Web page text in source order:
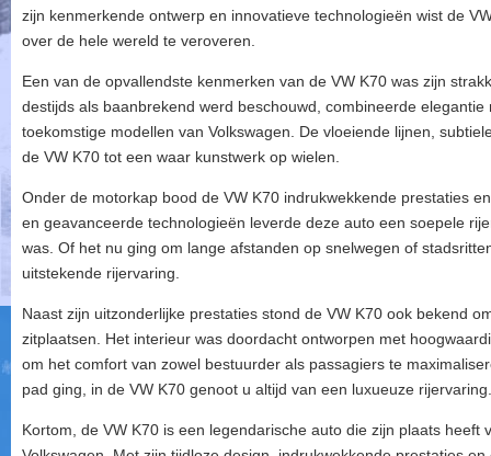
zijn kenmerkende ontwerp en innovatieve technologieën wist de
over de hele wereld te veroveren.
Een van de opvallendste kenmerken van de VW K70 was zijn
destijds als baanbrekend werd beschouwd, combineerde
toekomstige modellen van Volkswagen. De vloeiende lijnen,
de VW K70 tot een waar kunstwerk op wielen.
Onder de motorkap bood de VW K70 indrukwekkende prestaties
en geavanceerde technologieën leverde deze auto een soepele
was. Of het nu ging om lange afstanden op snelwegen of
uitstekende rijervaring.
Naast zijn uitzonderlijke prestaties stond de VW K70 ook bekend
zitplaatsen. Het interieur was doordacht ontworpen met
om het comfort van zowel bestuurder als passagiers te
pad ging, in de VW K70 genoot u altijd van een luxueuze rijervaring.
Kortom, de VW K70 is een legendarische auto die zijn plaats heeft